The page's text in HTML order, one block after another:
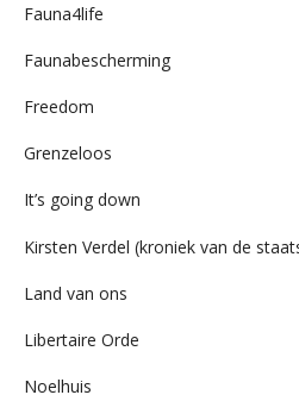
Fauna4life
Faunabescherming
Freedom
Grenzeloos
It’s going down
Kirsten Verdel (kroniek van de
Land van ons
Libertaire Orde
Noelhuis